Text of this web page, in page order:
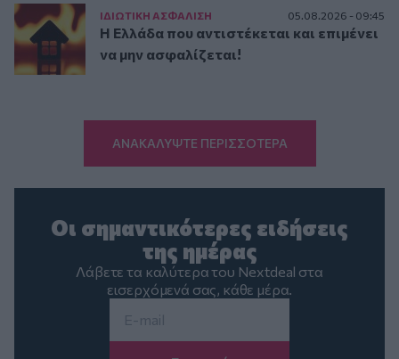
ΙΔΙΩΤΙΚΗ ΑΣΦAΛΙΣΗ 05.08.2026 - 09:45
Η Ελλάδα που αντιστέκεται και επιμένει
να μην ασφαλίζεται!
ΑΝΑΚΑΛΥΨΤΕ ΠΕΡΙΣΣΟΤΕΡΑ
Οι σημαντικότερες ειδήσεις
της ημέρας
Λάβετε τα καλύτερα του Nextdeal στα
εισερχόμενά σας, κάθε μέρα.